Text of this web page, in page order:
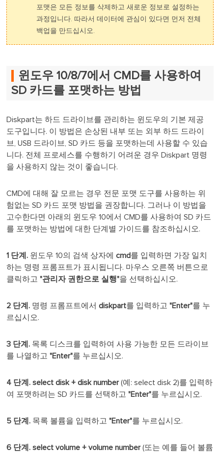
포맷은 모든 정보를 삭제하고 새로운 정보로 설정하는
과정입니다. 따라서 데이터에 관심이 있다면 먼저 전체
백업을 만드십시오.
윈도우 10/8/7에서 CMD를 사용하여
SD 카드를 포맷하는 방법
Diskpart는 하드 드라이브를 관리하는 윈도우의 기본 제공
도구입니다. 이 방법은 손상된 내부 또는 외부 하드 드라이
브, USB 드라이브, SD 카드 등을 포맷하는데 사용할 수 있습
니다. 전체 프로세스를 수행하기 어려운 경우 Diskpart 명령
을 사용하지 않는 것이 좋습니다.
CMD에 대해 잘 모르는 경우 전문 포맷 도구를 사용하는 위
험없는 SD 카드 포맷 방법을 권장합니다. 그러나 이 방법을
고수한다면 아래의 윈도우 10에서 CMD를 사용하여 SD 카드
를 포맷하는 방법에 대한 단계별 가이드를 참조하십시오.
1 단계. 윈도우 10의 검색 상자에 cmd를 입력하면 가장 일치
하는 명령 프롬프트가 표시됩니다. 마우스 오른쪽 버튼으로
클릭하고 "관리자 권한으로 실행"을 선택하십시오.
2 단계. 명령 프롬프트에서diskpart를 입력하고"Enter"를 누
르십시오.
3 단계. 목록 디스크를 입력하여 사용 가능한 모든 드라이브
를 나열하고 "Enter"를 누르십시오.
4 단계. select disk + disk number(예: select disk 2)를 입력하
여 포맷하려는 SD 카드를 선택하고 "Enter"를 누르십시오.
5 단계. 목록 볼륨을 입력하고 "Enter"를 누르십시오.
6 단계. select volume + volume number(또는 예를 들어 볼륨